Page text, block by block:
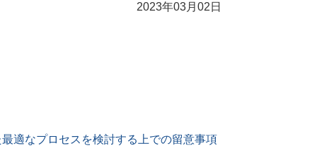
2023年03月02日
適なプロセスを検討する上での留意事項